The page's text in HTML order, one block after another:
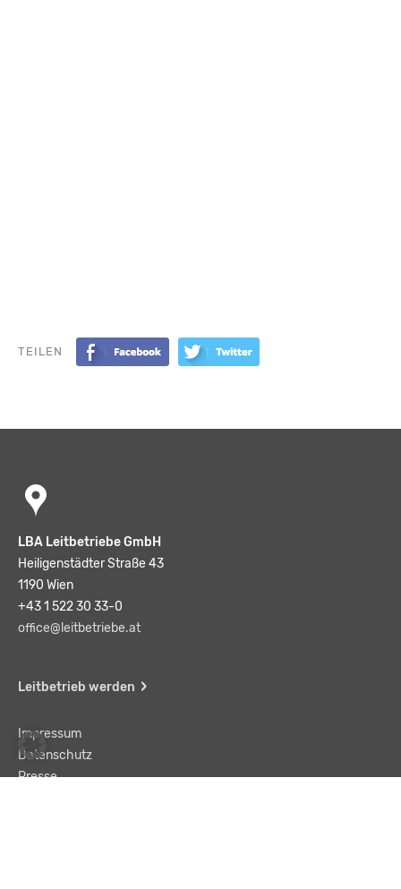
TEILEN
LBA Leitbetriebe GmbH
Heiligenstädter Straße 43
1190 Wien
+43 1 522 30 33-0
office@leitbetriebe.at
Leitbetrieb werden
Impressum
Datenschutz
Presse